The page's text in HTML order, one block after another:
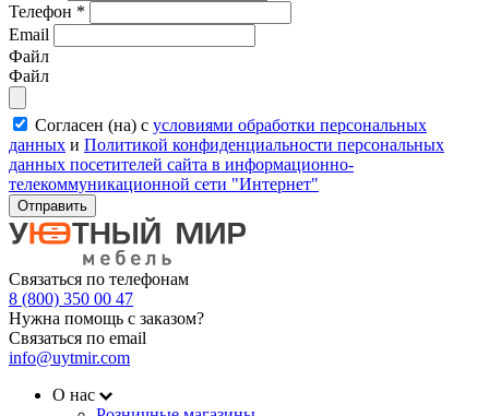
Телефон *
Email
Файл
Файл
Согласен (на) с условиями обработки персональных
данных и Политикой конфиденциальности персональных
данных посетителей сайта в информационно-
телекоммуникационной сети "Интернет"
Отправить
Связаться по телефонам
8 (800) 350 00 47
Нужна помощь с заказом?
Связаться по email
info@uytmir.com
О нас